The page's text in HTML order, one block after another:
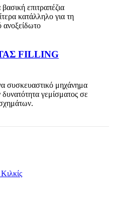
επιτραπέζια
κατάλληλο για τη
ανοξείδωτο
FILLING
συσκευαστικό μηχάνημα
δυνατότητα γεμίσματος σε